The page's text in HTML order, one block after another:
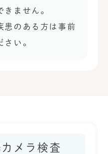
きません。
患のある方は事前
さい。
メラ検査